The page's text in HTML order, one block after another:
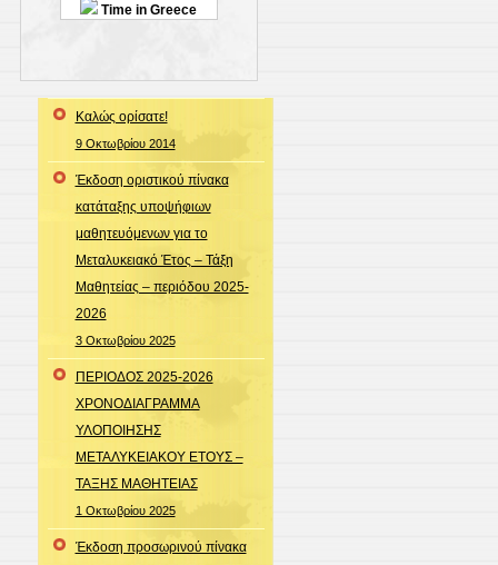
Time in Greece
Καλώς ορίσατε!
9 Οκτωβρίου 2014
Έκδοση οριστικού πίνακα
κατάταξης υποψήφιων
μαθητευόμενων για το
Μεταλυκειακό Έτος – Τάξη
Μαθητείας – περιόδου 2025-
2026
3 Οκτωβρίου 2025
ΠΕΡΙΟΔΟΣ 2025-2026
ΧΡΟΝΟΔΙΑΓΡΑΜΜΑ
ΥΛΟΠΟΙΗΣΗΣ
ΜΕΤΑΛΥΚΕΙΑΚΟΥ ΕΤΟΥΣ –
ΤΑΞΗΣ ΜΑΘΗΤΕΙΑΣ
1 Οκτωβρίου 2025
Έκδοση προσωρινού πίνακα